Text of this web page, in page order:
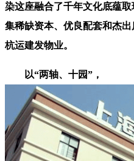
染这座融合了千年文化底蕴
集稀缺资本、优良配套和杰
杭运建发物业。
以“两轴、十园”，